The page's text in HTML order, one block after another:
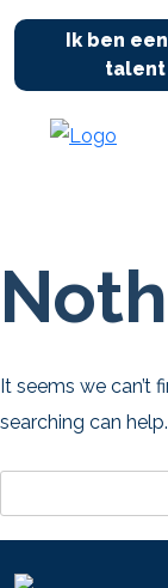
Ik ben
talent
It seems we can’t
searching can help.
naar: